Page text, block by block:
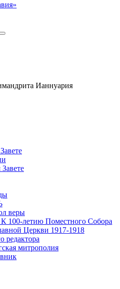
Ианнуария
веры
100-летию Поместного Собора
Церкви 1917-1918
редактора
митрополия